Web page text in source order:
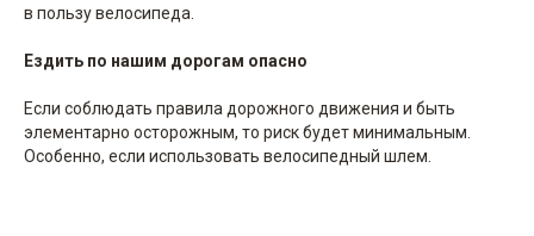
в пользу велосипеда.
Ездить по нашим дорогам опасно
Если соблюдать правила дорожного движения и быть
элементарно осторожным, то риск будет минимальным.
Особенно, если использовать велосипедный шлем.